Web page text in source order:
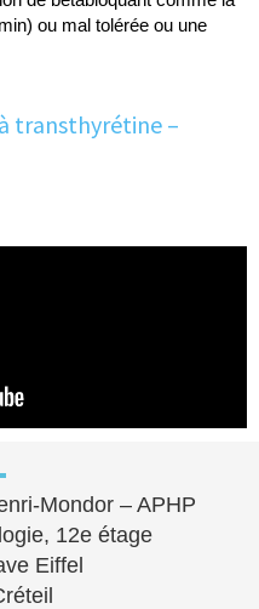
ou mal tolérée ou une
transthyrétine –
Mondor – APHP
12e étage
Eiffel